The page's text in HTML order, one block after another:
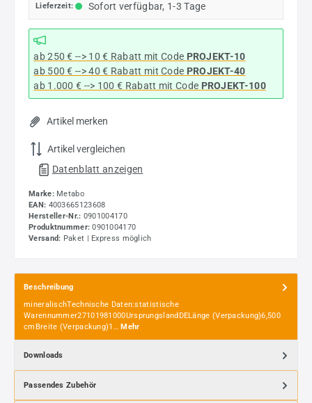
Lieferzeit: Sofort verfügbar, 1-3 Tage
ab 250 € --> 10 € Rabatt mit Code PROJEKT-10
ab 500 € --> 40 € Rabatt mit Code PROJEKT-40
ab 1.000 € --> 100 € Rabatt mit Code PROJEKT-100
Artikel merken
Artikel vergleichen
Datenblatt anzeigen
Marke: Metabo
EAN: 4003665123608
Hersteller-Nr.: 0901004170
Produktnummer: 0901004170
Versand: Paket | Express möglich
Beschreibung
mineralischTechnische Daten:statistische
Warennummer27101981000UrsprungslandDELänge (Verpackung)6,500
cmBreite (Verpackung)1…Mehr
Downloads
Passendes Zubehör